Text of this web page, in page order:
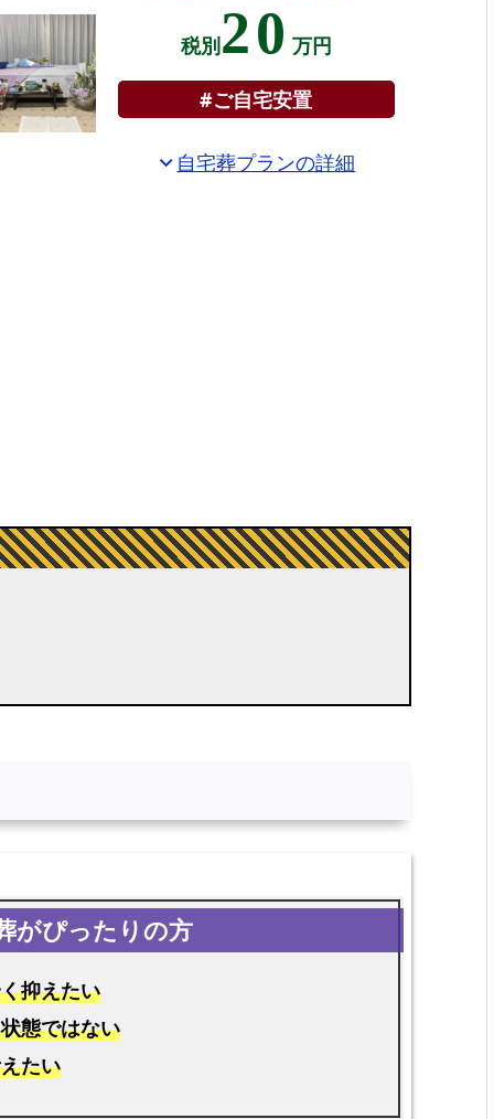
税別20 万円
#ご自宅安置
expand_more自宅葬プランの詳細
抑えたい
態ではない
たい